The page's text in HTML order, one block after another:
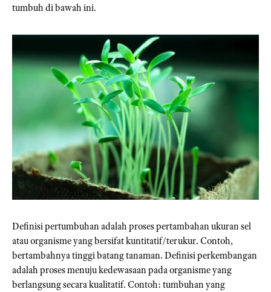
tumbuh di bawah ini.
Definisi pertumbuhan adalah proses pertambahan ukuran sel
atau organisme yang bersifat kuntitatif/terukur. Contoh,
bertambahnya tinggi batang tanaman. Definisi perkembangan
adalah proses menuju kedewasaan pada organisme yang
berlangsung secara kualitatif. Contoh: tumbuhan yang